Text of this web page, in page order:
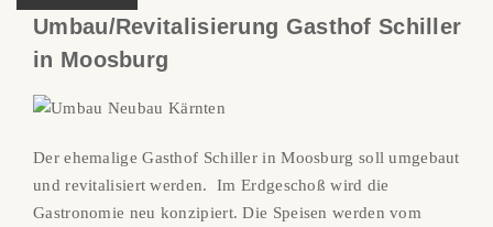
Umbau/Revitalisierung Gasthof Schiller
in Moosburg
Der ehemalige Gasthof Schiller in Moosburg soll umgebaut
und revitalisiert werden. Im Erdgeschoß wird die
Gastronomie neu konzipiert. Die Speisen werden vom